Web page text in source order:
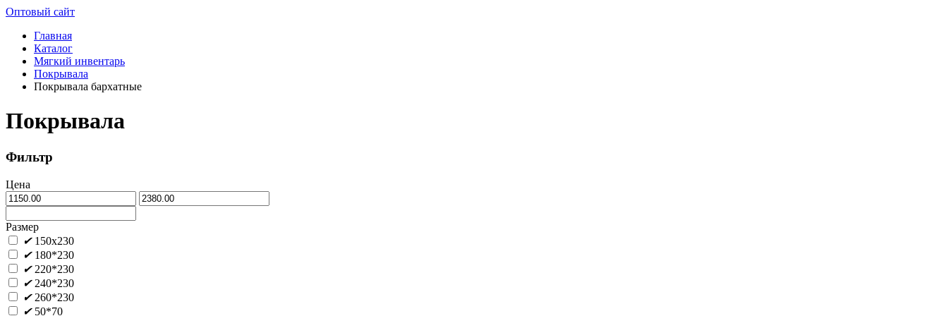
Оптовый сайт
Главная
Каталог
Мягкий инвентарь
Покрывала
Покрывала бархатные
Покрывала
Фильтр
Цена
Размер
✔ 150х230
✔ 180*230
✔ 220*230
✔ 240*230
✔ 260*230
✔ 50*70